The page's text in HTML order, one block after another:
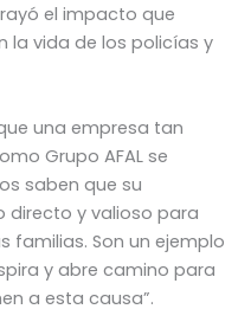
el impacto que
la vida de los policías y
una empresa tan
Grupo AFAL se
saben que su
directo y valioso para
familias. Son un ejemplo
y abre camino para
a esta causa”.